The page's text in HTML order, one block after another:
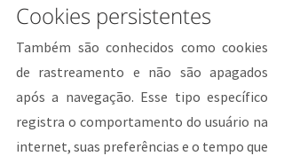
Cookies persistentes
Também são conhecidos como cookies
de rastreamento e não são apagados
após a navegação. Esse tipo específico
registra o comportamento do usuário na
internet, suas preferências e o tempo que